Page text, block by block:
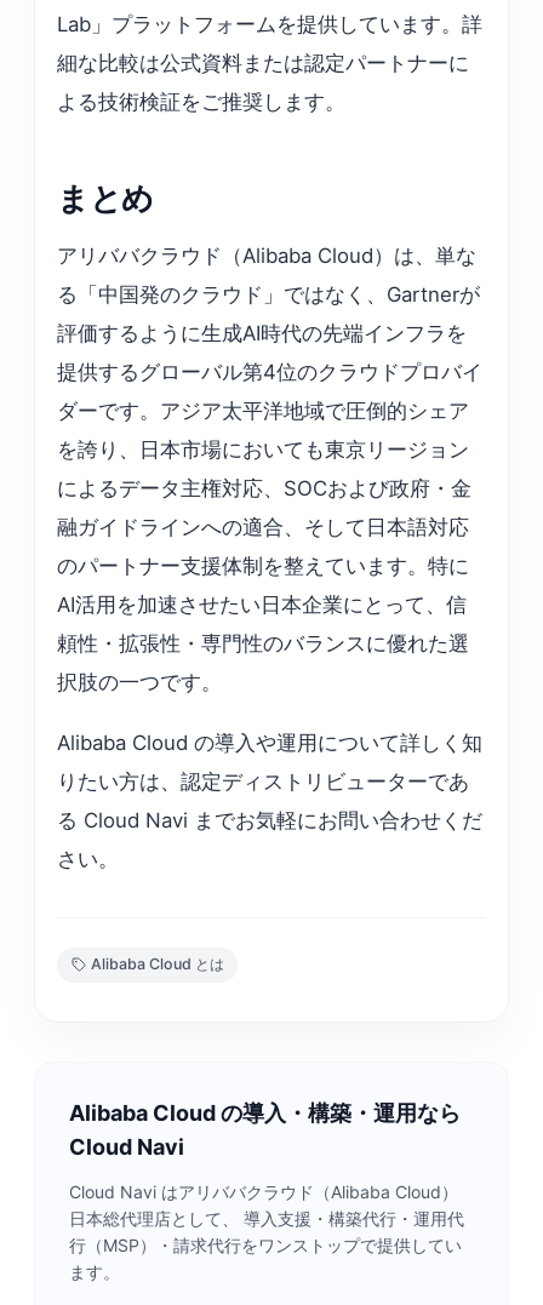
Lab」プラットフォームを提供しています。詳
細な比較は公式資料または認定パートナーに
よる技術検証をご推奨します。
まとめ
アリババクラウド（Alibaba Cloud）は、単な
る「中国発のクラウド」ではなく、Gartnerが
評価するように生成AI時代の先端インフラを
提供するグローバル第4位のクラウドプロバイ
ダーです。アジア太平洋地域で圧倒的シェア
を誇り、日本市場においても東京リージョン
によるデータ主権対応、SOCおよび政府・金
融ガイドラインへの適合、そして日本語対応
のパートナー支援体制を整えています。特に
AI活用を加速させたい日本企業にとって、信
頼性・拡張性・専門性のバランスに優れた選
択肢の一つです。
Alibaba Cloud の導入や運用について詳しく知
りたい方は、認定ディストリビューターであ
る Cloud Navi までお気軽にお問い合わせくだ
さい。
Alibaba Cloud とは
Alibaba Cloud の導入・構築・運用なら
Cloud Navi
Cloud Navi はアリババクラウド（Alibaba Cloud）
日本総代理店として、 導入支援・構築代行・運用代
行（MSP）・請求代行をワンストップで提供してい
ます。